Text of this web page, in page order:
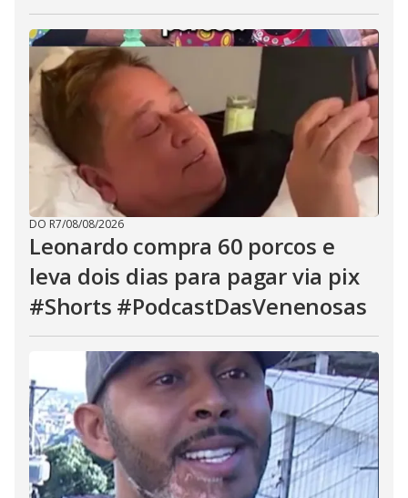
DO R7/08/08/2026
Leonardo compra 60 porcos e
leva dois dias para pagar via pix
#Shorts #PodcastDasVenenosas